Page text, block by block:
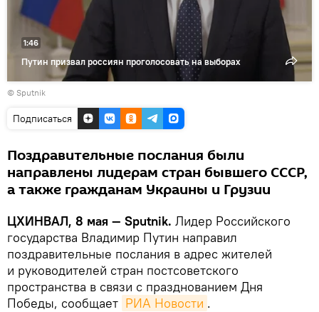
Путин призвал россиян проголосовать на выборах
1:46
© Sputnik
Подписаться
Поздравительные послания были
направлены лидерам стран бывшего СССР,
а также гражданам Украины и Грузии
ЦХИНВАЛ, 8 мая — Sputnik. Лидер Российского
государства Владимир Путин направил
поздравительные послания в адрес жителей
и руководителей стран постсоветского
пространства в связи с празднованием Дня
Победы, сообщает РИА Новости .